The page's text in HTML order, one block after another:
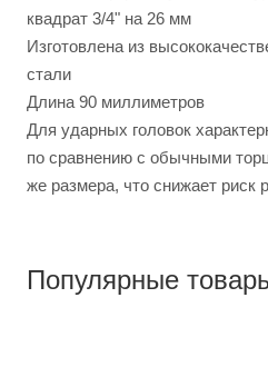
квадрат 3/4" на 26 мм
Изготовлена из
стали
Длина 90 миллиметров
Для ударных головок
по сравнению с обычными
же размера, что снижает риск
Популярные